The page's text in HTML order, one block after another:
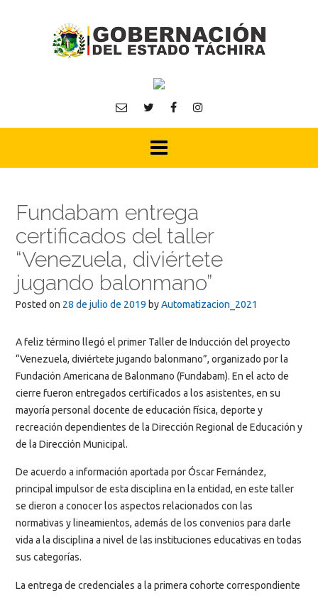
Fundabam entrega
certificados del taller
“Venezuela, diviértete
jugando balonmano”
Posted on 28 de julio de 2019 byAutomatizacion_2021
A feliz término llegó el primer Taller de Inducción del proyecto
“Venezuela, diviértete jugando balonmano”, organizado por la
Fundación Americana de Balonmano (Fundabam). En el acto de
cierre fueron entregados certificados a los asistentes, en su
mayoría personal docente de educación física, deporte y
recreación dependientes de la Dirección Regional de Educación y
de la Dirección Municipal.
De acuerdo a información aportada por Óscar Fernández,
principal impulsor de esta disciplina en la entidad, en este taller
se dieron a conocer los aspectos relacionados con las
normativas y lineamientos, además de los convenios para darle
vida a la disciplina a nivel de las instituciones educativas en todas
sus categorías.
La entrega de credenciales a la primera cohorte correspondiente